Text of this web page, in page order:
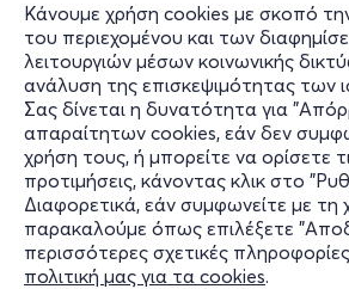
Κάνουμε χρήση cookies με σκοπό
του περιεχομένου και των
λειτουργιών μέσων κοινωνικής
ανάλυση της επισκεψιμότητας των
Σας δίνεται η δυνατότητα για
απαραίτητων cookies, εάν δεν
χρήση τους, ή μπορείτε να ορίσετε
προτιμήσεις, κάνοντας κλικ στο
Διαφορετικά, εάν συμφωνείτε με
παρακαλούμε όπως επιλέξετε
περισσότερες σχετικές
πολιτική μας για τα cookies.
Πληροφορίες
Υποστήριξη
Stay Connected